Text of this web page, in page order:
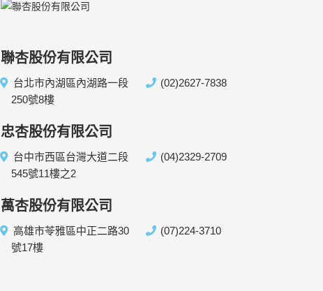
聯杏股份有限公司
台北市內湖區內湖路一段
250號8樓
(02)2627-7838
忠杏股份有限公司
台中市西區台灣大道二段
545號11樓之2
(04)2329-2709
萬杏股份有限公司
高雄市苓雅區中正二路30
號17樓
(07)224-3710